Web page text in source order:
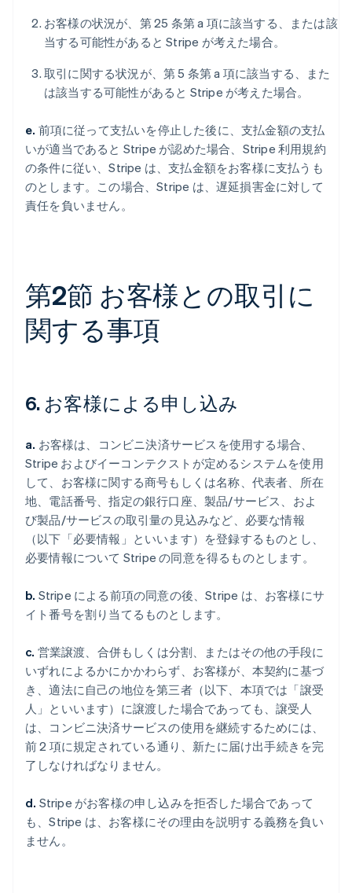
お客様の状況が、第 25 条第 a 項に該当する、または該
当する可能性があると Stripe が考えた場合。
取引に関する状況が、第 5 条第 a 項に該当する、また
は該当する可能性があると Stripe が考えた場合。
e. 前項に従って支払いを停止した後に、支払金額の支払
いが適当であると Stripe が認めた場合、Stripe 利用規約
の条件に従い、Stripe は、支払金額をお客様に支払うも
のとします。この場合、Stripe は、遅延損害金に対して
責任を負いません。
第2節 お客様との取引に
関する事項
6. お客様による申し込み
a. お客様は、コンビニ決済サービスを使用する場合、
Stripe およびイーコンテクストが定めるシステムを使用
して、お客様に関する商号もしくは名称、代表者、所在
地、電話番号、指定の銀行口座、製品/サービス、およ
び製品/サービスの取引量の見込みなど、必要な情報
（以下「必要情報」といいます）を登録するものとし、
必要情報について Stripe の同意を得るものとします。
b. Stripe による前項の同意の後、Stripe は、お客様にサ
イト番号を割り当てるものとします。
c. 営業譲渡、合併もしくは分割、またはその他の手段に
いずれによるかにかかわらず、お客様が、本契約に基づ
き、適法に自己の地位を第三者（以下、本項では「譲受
人」といいます）に譲渡した場合であっても、譲受人
は、コンビニ決済サービスの使用を継続するためには、
前 2 項に規定されている通り、新たに届け出手続きを完
了しなければなりません。
d. Stripe がお客様の申し込みを拒否した場合であって
も、Stripe は、お客様にその理由を説明する義務を負い
ません。